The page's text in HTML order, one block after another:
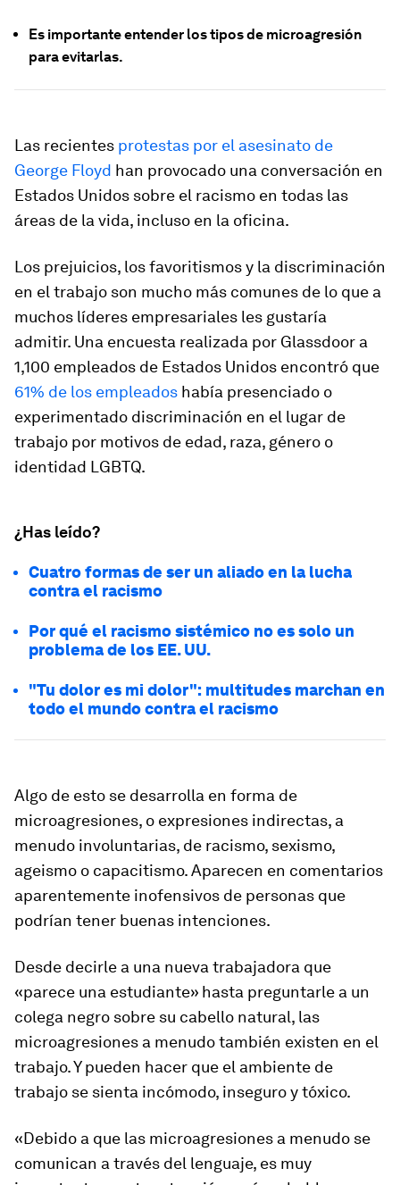
Es importante entender los tipos de microagresión
para evitarlas.
Las recientes protestas por el asesinato de
George Floyd han provocado una conversación en
Estados Unidos sobre el racismo en todas las
áreas de la vida, incluso en la oficina.
Los prejuicios, los favoritismos y la discriminación
en el trabajo son mucho más comunes de lo que a
muchos líderes empresariales les gustaría
admitir. Una encuesta realizada por Glassdoor a
1,100 empleados de Estados Unidos encontró que
61% de los empleados había presenciado o
experimentado discriminación en el lugar de
trabajo por motivos de edad, raza, género o
identidad LGBTQ.
¿Has leído?
Cuatro formas de ser un aliado en la lucha
contra el racismo
Por qué el racismo sistémico no es solo un
problema de los EE. UU.
"Tu dolor es mi dolor": multitudes marchan en
todo el mundo contra el racismo
Algo de esto se desarrolla en forma de
microagresiones, o expresiones indirectas, a
menudo involuntarias, de racismo, sexismo,
ageismo o capacitismo. Aparecen en comentarios
aparentemente inofensivos de personas que
podrían tener buenas intenciones.
Desde decirle a una nueva trabajadora que
«parece una estudiante» hasta preguntarle a un
colega negro sobre su cabello natural, las
microagresiones a menudo también existen en el
trabajo. Y pueden hacer que el ambiente de
trabajo se sienta incómodo, inseguro y tóxico.
«Debido a que las microagresiones a menudo se
comunican a través del lenguaje, es muy